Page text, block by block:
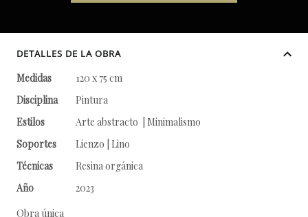
DETALLES DE LA OBRA
Medidas
120 x 75 cm
Disciplina
Pintura
Estilos
Arte abstracto | Minimalismo
Soportes
Lienzo | Lino
Técnicas
Resina orgánica
Año
2023
Obra única